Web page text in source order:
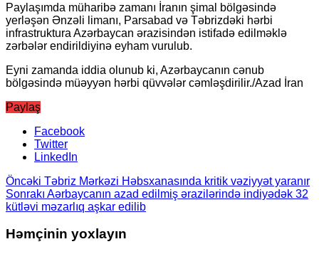
Paylaşımda müharibə zamanı İranın şimal bölgəsində
yerləşən Ənzəli limanı, Parsabad və Təbrizdəki hərbi
infrastruktura Azərbaycan ərazisindən istifadə edilməklə
zərbələr endirildiyinə eyham vurulub.
Eyni zamanda iddia olunub ki, Azərbaycanın cənub
bölgəsində müəyyən hərbi qüvvələr cəmləşdirilir./Azad İran
Paylaş
Facebook
Twitter
LinkedIn
Öncəki Təbriz Mərkəzi Həbsxanasında kritik vəziyyət yaranır
Sonrakı Aərbaycanın azad edilmiş ərazilərində indiyədək 32
kütləvi məzarlıq aşkar edilib
Həmçinin yoxlayın